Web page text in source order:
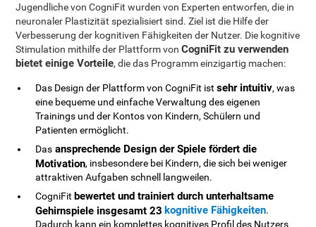
Jugendliche von CogniFit wurden von Experten entworfen, die in
neuronaler Plastizität spezialisiert sind. Ziel ist die Hilfe der
Verbesserung der kognitiven Fähigkeiten der Nutzer. Die kognitive
Stimulation mithilfe der Plattform vonCogniFit zu verwenden
bietet einige Vorteile, die das Programm einzigartig machen:
Das Design der Plattform von CogniFit istsehr intuitiv, was
eine bequeme und einfache Verwaltung des eigenen
Trainings und der Kontos von Kindern, Schülern und
Patienten ermöglicht.
Das ansprechende Design der Spiele fördert die
Motivation, insbesondere bei Kindern, die sich bei weniger
attraktiven Aufgaben schnell langweilen.
CogniFit bewertet und trainiert durch unterhaltsame
Gehirnspiele insgesamt 23 kognitive Fähigkeiten.
Dadurch kann ein komplettes kognitives Profil des Nutzers